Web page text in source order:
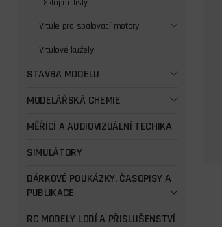
Sklopné listy
Vrtule pro spalovací motory
Vrtulové kužely
STAVBA MODELU
MODELÁŘSKÁ CHEMIE
MĚŘÍCÍ A AUDIOVIZUÁLNÍ TECHIKA
SIMULÁTORY
DÁRKOVÉ POUKÁZKY, ČASOPISY A
PUBLIKACE
RC MODELY LODÍ A PŘISLUŠENSTVÍ